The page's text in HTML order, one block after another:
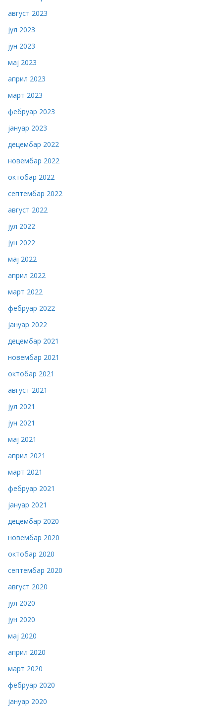
август 2023
јул 2023
јун 2023
мај 2023
април 2023
март 2023
фебруар 2023
јануар 2023
децембар 2022
новембар 2022
октобар 2022
септембар 2022
август 2022
јул 2022
јун 2022
мај 2022
април 2022
март 2022
фебруар 2022
јануар 2022
децембар 2021
новембар 2021
октобар 2021
август 2021
јул 2021
јун 2021
мај 2021
април 2021
март 2021
фебруар 2021
јануар 2021
децембар 2020
новембар 2020
октобар 2020
септембар 2020
август 2020
јул 2020
јун 2020
мај 2020
април 2020
март 2020
фебруар 2020
јануар 2020